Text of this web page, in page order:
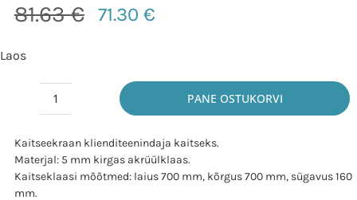
81.63€
Algne
81.63 €.
71.30€
Praegune
71.30 €.
Laos
Kaitseklaas
ja
letile
kogus
PANE OSTUKORVI
Kaitseekraan klienditeenindaja kaitseks.
Materjal: 5 mm kirgas akrüülklaas.
Kaitseklaasi mõõtmed: laius 700 mm, kõrgus 700 mm, sügavus 160
mm.